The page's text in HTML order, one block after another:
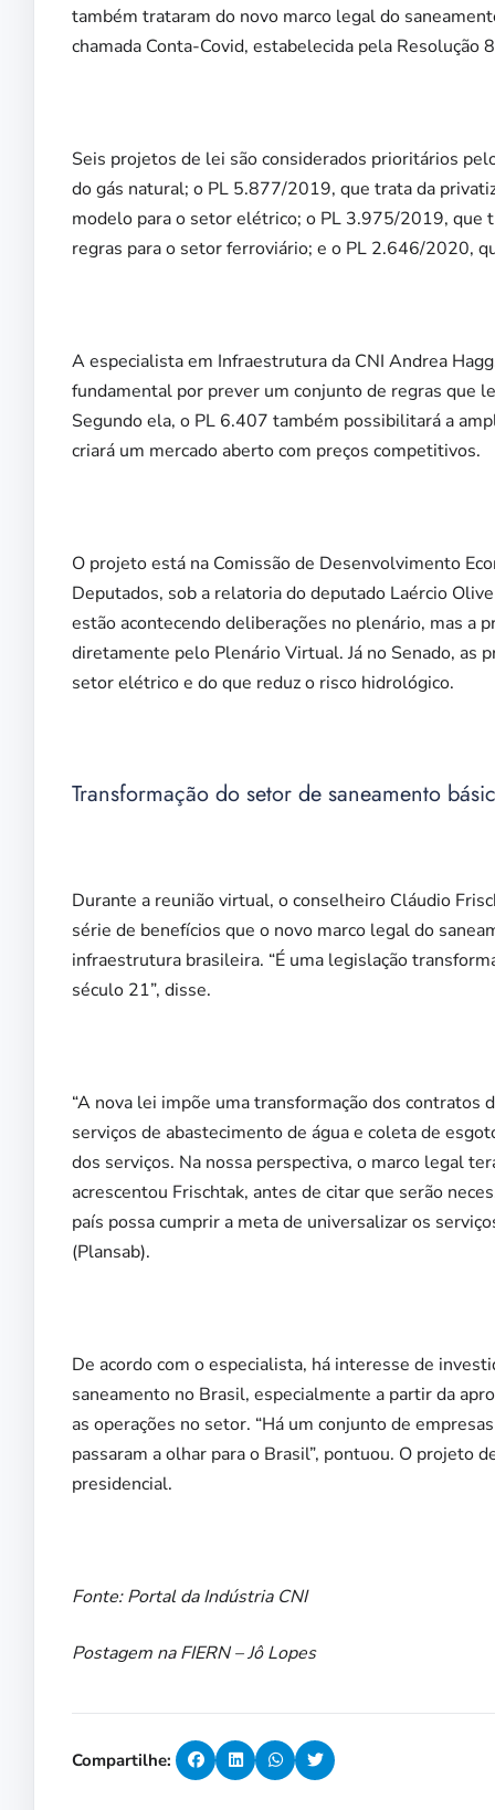
também trataram do novo marco legal do
chamada Conta-Covid, estabelecida pela
Seis projetos de lei são considerados prioritários
do gás natural; o PL 5.877/2019, que trata da
modelo para o setor elétrico; o PL 3.975/2019, que
regras para o setor ferroviário; e o PL 2.646/2020,
A especialista em Infraestrutura da CNI Andrea
fundamental por prever um conjunto de regras que
Segundo ela, o PL 6.407 também possibilitará a
criará um mercado aberto com preços competitivos.
O projeto está na Comissão de Desenvolvimento
Deputados, sob a relatoria do deputado Laércio
estão acontecendo deliberações no plenário, mas a
diretamente pelo Plenário Virtual. Já no Senado, as
setor elétrico e do que reduz o risco hidrológico.
Transformação do setor de saneamento
Durante a reunião virtual, o conselheiro Cláudio
série de benefícios que o novo marco legal do
infraestrutura brasileira. “É uma legislação
século 21”, disse.
“A nova lei impõe uma transformação dos contratos
serviços de abastecimento de água e coleta de
dos serviços. Na nossa perspectiva, o marco legal
acrescentou Frischtak, antes de citar que serão
país possa cumprir a meta de universalizar os
(Plansab).
De acordo com o especialista, há interesse de
saneamento no Brasil, especialmente a partir da
as operações no setor. “Há um conjunto de
passaram a olhar para o Brasil”, pontuou. O projeto
presidencial.
Fonte: Portal da Indústria CNI
Postagem na FIERN – Jô Lopes
Compartilhe: